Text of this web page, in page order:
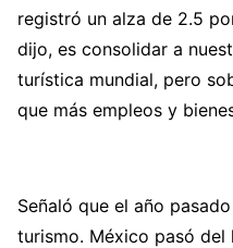
registró un alza de 2.5
dijo, es consolidar a
turística mundial, pero
que más empleos y
Señaló que el año
turismo. México pasó del